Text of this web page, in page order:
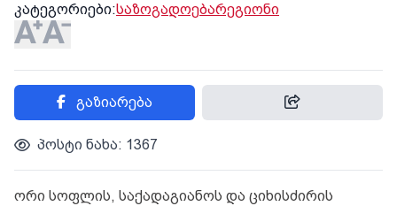
კატეგორიები:საზოგადოებარეგიონი
გაზიარება
პოსტი ნახა: 1367
ორი სოფლის, საქადაგიანოს და ციხისძირის